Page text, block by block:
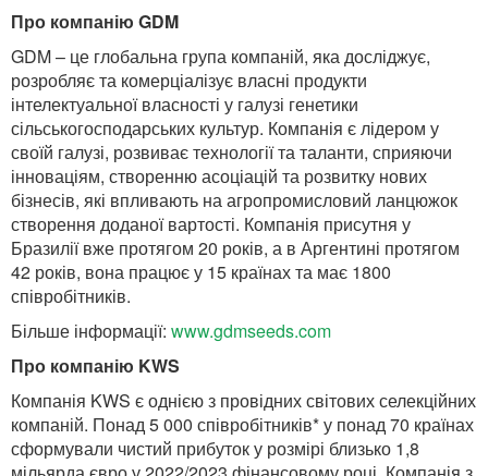
Про компанію GDM
GDM – це глобальна група компаній, яка досліджує,
розробляє та комерціалізує власні продукти
інтелектуальної власності у галузі генетики
сільськогосподарських культур. Компанія є лідером у
своїй галузі, розвиває технології та таланти, сприяючи
інноваціям, створенню асоціацій та розвитку нових
бізнесів, які впливають на агропромисловий ланцюжок
створення доданої вартості. Компанія присутня у
Бразилії вже протягом 20 років, а в Аргентині протягом
42 років, вона працює у 15 країнах та має 1800
співробітників.
Більше інформації: www.gdmseeds.com
Про компанію KWS
Компанія KWS є однією з провідних світових селекційних
компаній. Понад 5 000 співробітників* у понад 70 країнах
сформували чистий прибуток у розмірі близько 1,8